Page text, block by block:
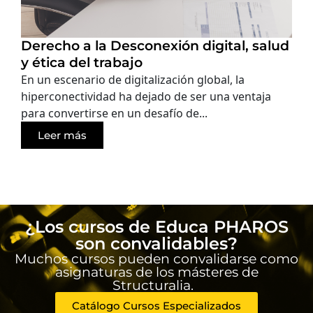
Derecho a la Desconexión digital, salud
y ética del trabajo
En un escenario de digitalización global, la
hiperconectividad ha dejado de ser una ventaja
para convertirse en un desafío de...
Leer más
¿Los cursos de Educa PHAROS
son convalidables?
Muchos cursos pueden convalidarse como
asignaturas de los másteres de
Structuralia.
Catálogo Cursos Especializados